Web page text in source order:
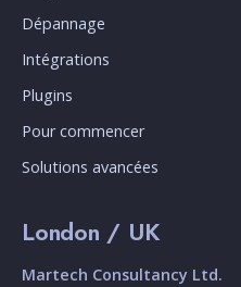
Dépannage
Intégrations
Plugins
Pour commencer
Solutions avancées
London / UK
Martech Consultancy Ltd.